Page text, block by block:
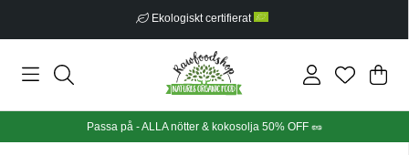
Fri frakt från 499 kr
Din
.
Passa på - ALLA nötter & kokosolja 50% OFF 🥜